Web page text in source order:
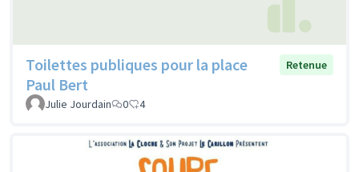
Toilettes publiques pour la place
Paul Bert
Retenue
Julie Jourdain 0 4